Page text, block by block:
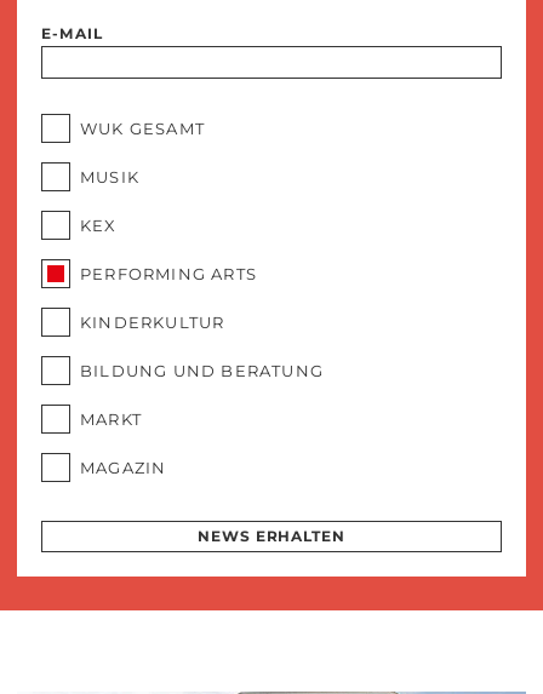
E-MAIL
WUK GESAMT
MUSIK
KEX
PERFORMING ARTS
KINDERKULTUR
BILDUNG UND BERATUNG
MARKT
MAGAZIN
NEWS ERHALTEN